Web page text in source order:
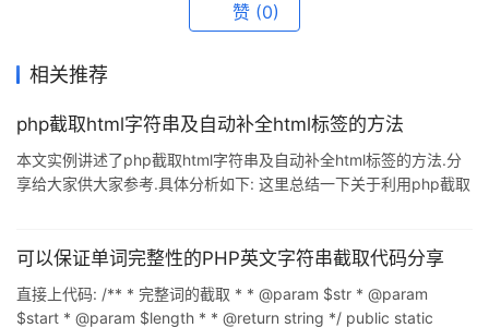
赞 (0)
相关推荐
php截取html字符串及自动补全html标签的方法
本文实例讲述了php截取html字符串及自动补全html标签的方法.分
享给大家供大家参考.具体分析如下: 这里总结一下关于利用php截取
面是一个函数,代码如下: 复制代码 代码如下: /** * 截取HTML,并自
$end */ function
可以保证单词完整性的PHP英文字符串截取代码分享
直接上代码: /** * 完整词的截取 * * @param $str * @param
$start * @param $length * * @return string */ public static